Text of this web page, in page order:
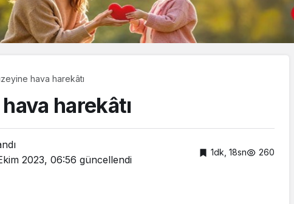
hava harekâtı
harekâtı
2023, 06:56 güncellendi
1dk, 18sn 260